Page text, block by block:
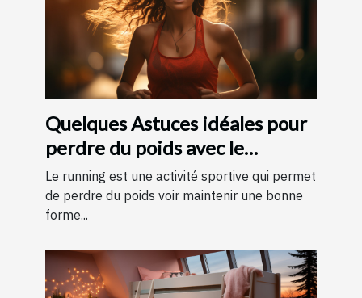
Quelques Astuces idéales pour
perdre du poids avec le
running ?
Le running est une activité sportive qui permet
de perdre du poids voir maintenir une bonne
forme...